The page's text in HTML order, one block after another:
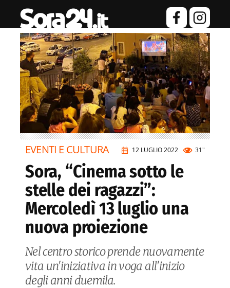
12 LUGLIO 2022 31"
EVENTI E CULTURA
Sora, “Cinema sotto le
stelle dei ragazzi”:
Mercoledì 13 luglio una
nuova proiezione
Nel centro storico prende nuovamente
vita un'iniziativa in voga all'inizio
degli anni duemila.